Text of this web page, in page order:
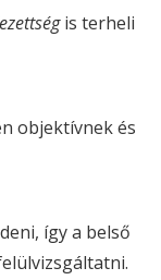
is terheli
objektívnek és
így a belső